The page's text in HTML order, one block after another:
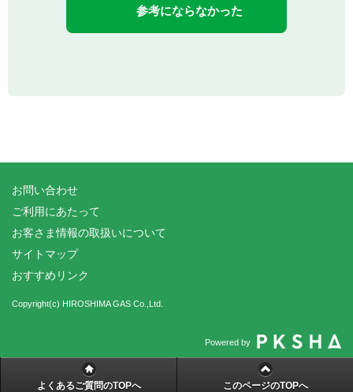
参考にならなかった
お問い合わせ
ご利用にあたって
お客さま情報の取扱いについて
サイトマップ
おすすめリンク
Copyright(c) HIROSHIMA GAS Co.,Ltd.
Powered by
よくあるご質問のTOPへ このページのTOPへ